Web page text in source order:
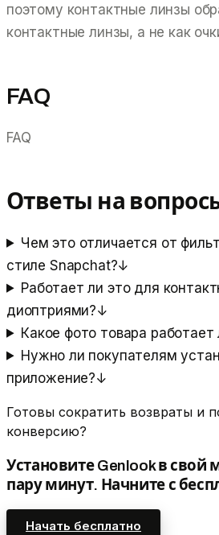
поэтому контактные линзы
контактные линзы, а не как
FAQ
FAQ
Ответы на
Чем это отличается от
стиле Snapchat?↓
Работает ли это для
диоптриями?↓
Какое фото товара работает
Нужно ли покупателям
приложение?↓
Готовы сократить возвраты и
конверсию?
Установите Genlook в свой
пару минут. Начните с
Начать бесплатно